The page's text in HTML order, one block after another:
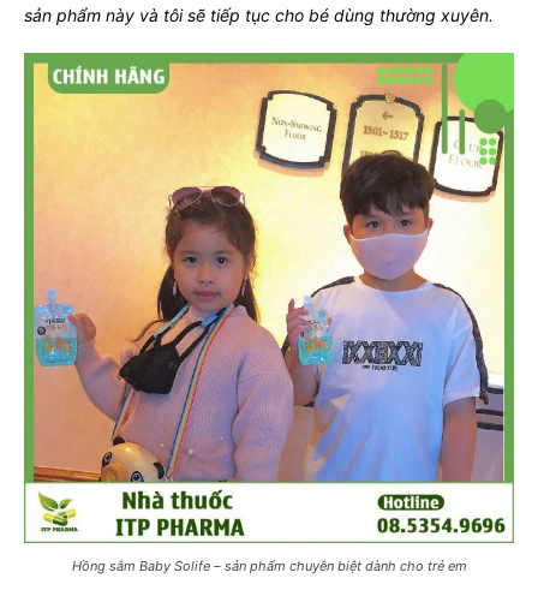
sản phẩm này và tôi sẽ tiếp tục cho bé dùng thường xuyên.
Hồng sâm Baby Solife – sản phẩm chuyên biệt dành cho trẻ em